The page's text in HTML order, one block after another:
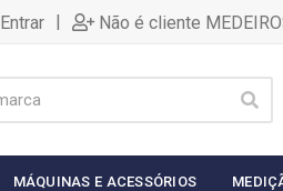
| Não é cliente
MÁQUINAS E ACESSÓRIOS